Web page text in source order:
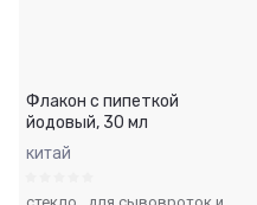
Флакон с пипеткой
йодовый, 30 мл
китай